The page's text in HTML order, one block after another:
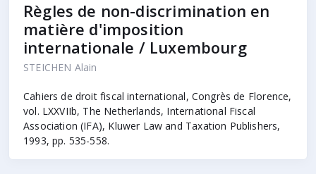
Règles de non-discrimination en
matière d'imposition
internationale / Luxembourg
STEICHEN Alain
Cahiers de droit fiscal international, Congrès de Florence,
vol. LXXVIIb, The Netherlands, International Fiscal
Association (IFA), Kluwer Law and Taxation Publishers,
1993, pp. 535-558.